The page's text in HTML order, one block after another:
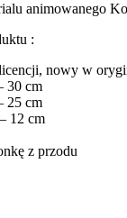
animowanego
:
nowy w
30 cm
25 cm
12 cm
z przodu